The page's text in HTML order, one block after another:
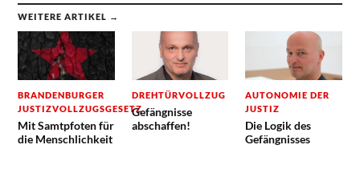
WEITERE ARTIKEL →
BRANDENBURGER
JUSTIZVOLLZUGSGESETZ
Mit Samtpfoten für
die Menschlichkeit
DREHTÜRVOLLZUG
Gefängnisse
abschaffen!
AUTONOMIE DER
JUSTIZ
Die Logik des
Gefängnisses